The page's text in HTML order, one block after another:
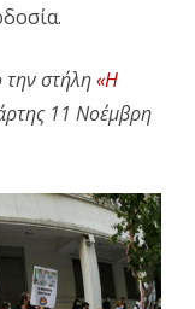
την στήλη«Η
11 Νοέμβρη